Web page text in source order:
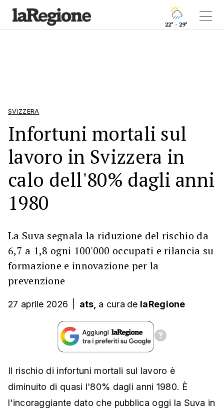
22° - 29°
SVIZZERA
Infortuni mortali sul
lavoro in Svizzera in
calo dell'80% dagli anni
1980
La Suva segnala la riduzione del rischio da
6,7 a 1,8 ogni 100'000 occupati e rilancia su
formazione e innovazione per la
prevenzione
27 aprile 2026 ats, a cura de laRegione
Il rischio di infortuni mortali sul lavoro è
diminuito di quasi l'80% dagli anni 1980. È
l'incoraggiante dato che pubblica oggi la Suva in